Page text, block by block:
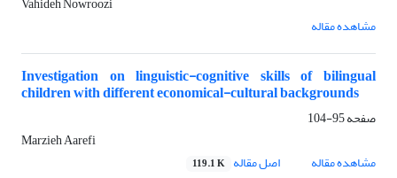
مشاهده مقاله
Investigation on linguistic-cognitive skills of bilingual
children with different economical-cultural backgrounds
صفحه95-104
Marzieh Aarefi
مشاهده مقاله
اصل مقاله 119.1 K